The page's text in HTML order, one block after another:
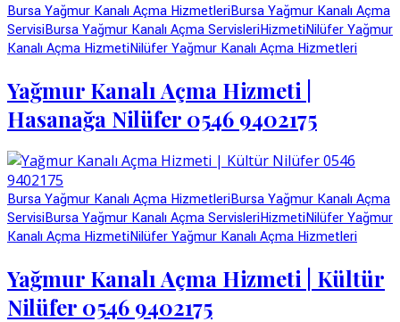
Bursa Yağmur Kanalı Açma HizmetleriBursa Yağmur Kanalı Açma
ServisiBursa Yağmur Kanalı Açma ServisleriHizmetiNilüfer Yağmur
Kanalı Açma HizmetiNilüfer Yağmur Kanalı Açma Hizmetleri
Yağmur Kanalı Açma Hizmeti |
Hasanağa Nilüfer 0546 9402175
Bursa Yağmur Kanalı Açma HizmetleriBursa Yağmur Kanalı Açma
ServisiBursa Yağmur Kanalı Açma ServisleriHizmetiNilüfer Yağmur
Kanalı Açma HizmetiNilüfer Yağmur Kanalı Açma Hizmetleri
Yağmur Kanalı Açma Hizmeti | Kültür
Nilüfer 0546 9402175